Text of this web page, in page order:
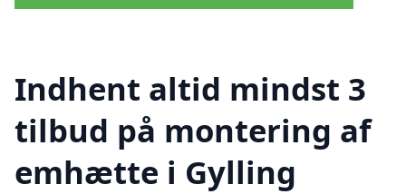
Indhent altid mindst 3
tilbud på montering af
emhætte i Gylling